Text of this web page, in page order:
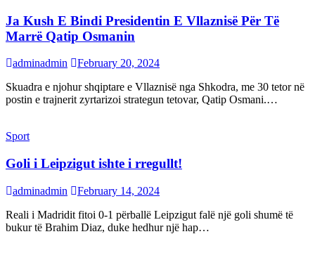
Ja Kush E Bindi Presidentin E Vllaznisë Për Të
Marrë Qatip Osmanin
adminadmin
February 20, 2024
Skuadra e njohur shqiptare e Vllaznisë nga Shkodra, me 30 tetor në
postin e trajnerit zyrtarizoi strategun tetovar, Qatip Osmani.…
Sport
Goli i Leipzigut ishte i rregullt!
adminadmin
February 14, 2024
Reali i Madridit fitoi 0-1 përballë Leipzigut falë një goli shumë të
bukur të Brahim Diaz, duke hedhur një hap…